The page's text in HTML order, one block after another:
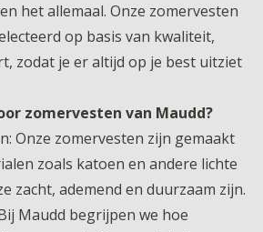
het allemaal. Onze zomervesten
op basis van kwaliteit,
zodat je er altijd op je best uitziet
zomervesten van Maudd?
Onze zomervesten zijn gemaakt
zoals katoen en andere lichte
zacht, ademend en duurzaam zijn.
Maudd begrijpen we hoe